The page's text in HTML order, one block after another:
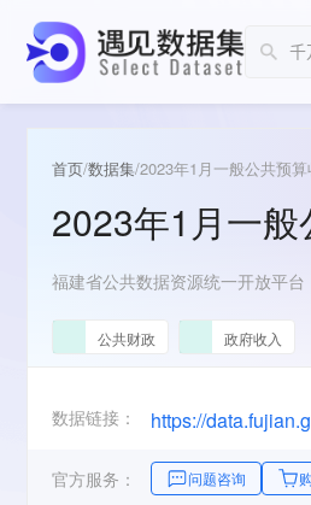
首页/数据集/2023年1月一般公共预算
2023年1月一般
福建省公共数据资源统一开放平台
公共财政 政府收入
数据链接： https://
官方服务： 问题咨询